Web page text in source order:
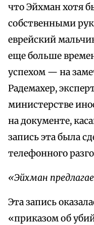
что Эйхман хотя
собственными
еврейский
еще больше
успехом — на
Радемахер,
министерстве
на документе,
запись эта была
телефонного
«Эйхман
Эта запись
«приказом об